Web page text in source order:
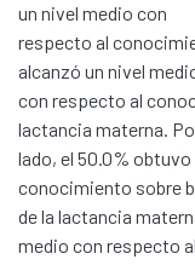
un nivel medio con
respecto al
alcanzó un nivel
con respecto al
lactancia materna.
lado, el 50.0%
conocimiento sobre
de la lactancia
medio con respecto al